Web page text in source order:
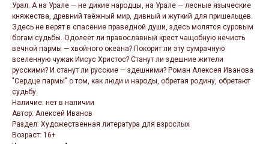
Урал. А на Урале — не дикие народцы, на Урале — лесные языческие
княжества, древний таёжный мир, дивный и жуткий для пришельцев.
Здесь не верят в спасение праведной души, здесь молятся суровым
богам судьбы. Одолеет ли православный крест чащобную нечисть
вечной пармы — хвойного океана? Покорит ли эту сумрачную
вселенную чужак Иисус Христос? Станут ли здешние жители
русскими? И станут ли русские — здешними? Роман Алексея Иванова
"Сердце пармы" о том, как люди и народы, обретая родину, обретают
судьбу.
Наличие: нет в наличии
Автор: Алексей Иванов
Раздел: Художественная литература для взрослых
Возраст: 16+